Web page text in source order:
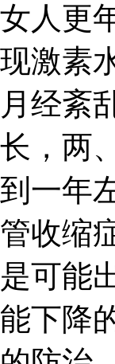
女人更
现激素
月经紊
长，两
到一年
管收缩
是可能
能下降